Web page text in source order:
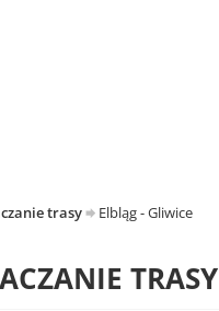
trasy Elbląg - Gliwice
TRASY